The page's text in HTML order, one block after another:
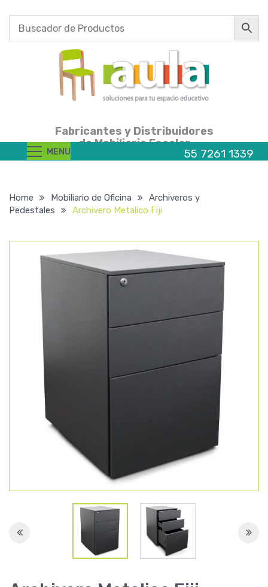
Fabricantes y Distribuidores
de Mobiliario Escolar
MENU 55 7261 1339
Home Mobiliario de Oficina
Archiveros y
Pedestales
Archivero Metalico Fiji